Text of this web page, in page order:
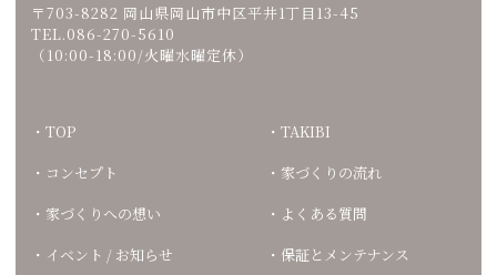
〒703-8282 岡山県岡山市中区平井1丁目13-45
TEL.086-270-5610
（10:00-18:00/火曜水曜定休）
TOP
コンセプト
家づくりへの想い
イベント / お知らせ
TAKIBI
家づくりの流れ
よくある質問
保証とメンテナンス